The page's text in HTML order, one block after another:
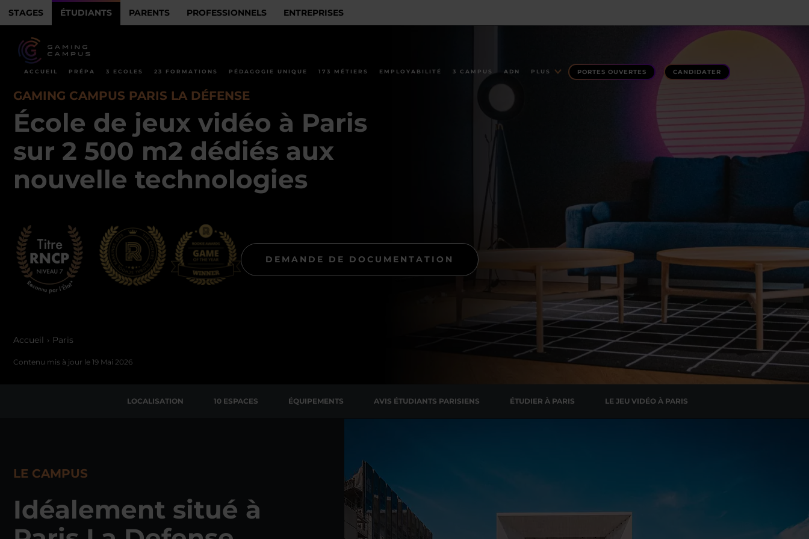
STAGES ÉTUDIANTS PARENTS PROFESSIONNELS ENTREPRISES
ACCUEIL PRÉPA 3 ECOLES 23 FORMATIONS PÉDAGOGIE UNIQUE 173 MÉTIERS EMPLOYABILITÉ 3 CAMPUS ADN PLUS PORTES OUVERTES CANDIDATER
GAMING CAMPUS PARIS LA DÉFENSE
École de jeux vidéo à Paris
sur 2 500 m2 dédiés aux
nouvelle technologies
DEMANDE DE DOCUMENTATION
Accueil Paris
Contenu mis à jour le 19 Mai 2026
LOCALISATION 10 ESPACES ÉQUIPEMENTS AVIS ÉTUDIANTS PARISIENS ÉTUDIER À PARIS LE JEU VIDÉO À PARIS
LE CAMPUS
Idéalement situé à